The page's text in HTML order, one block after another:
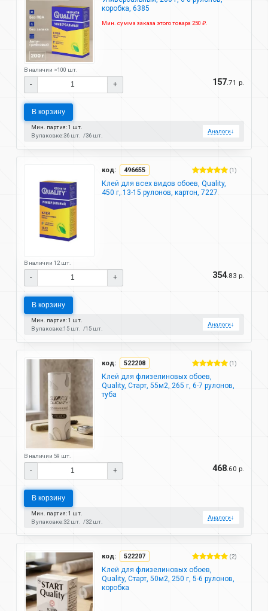
коробка, 6385
Мин. сумма заказа этого товара 250 ₽.
В наличии >100 шт.
- + 157.71 р.
В корзину
Мин. партия: 1 шт.
В упаковке:36 шт. 36 шт.
Аналоги↓
код: 496655 (1)
Клей для всех видов обоев, Quality,
450 г, 13-15 рулонов, картон, 7227
В наличии 12 шт.
- + 354.83 р.
В корзину
Мин. партия: 1 шт.
В упаковке:15 шт. 15 шт.
Аналоги↓
код: 522208 (1)
Клей для флизелиновых обоев,
Quality, Старт, 55м2, 265 г, 6-7 рулонов,
туба
В наличии 59 шт.
- + 468.60 р.
В корзину
Мин. партия: 1 шт.
В упаковке:32 шт. 32 шт.
Аналоги↓
код: 522207 (2)
Клей для флизелиновых обоев,
Quality, Старт, 50м2, 250 г, 5-6 рулонов,
коробка